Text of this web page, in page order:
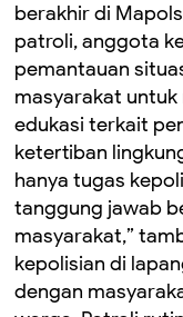
berakhir di
patroli, anggota
pemantauan
masyarakat
edukasi terkait
ketertiban
hanya tugas
tanggung jawab
masyarakat,”
kepolisian di
dengan